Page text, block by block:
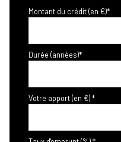
Montant du crédit (en €)*
Durée (années)*
Votre apport (en €) *